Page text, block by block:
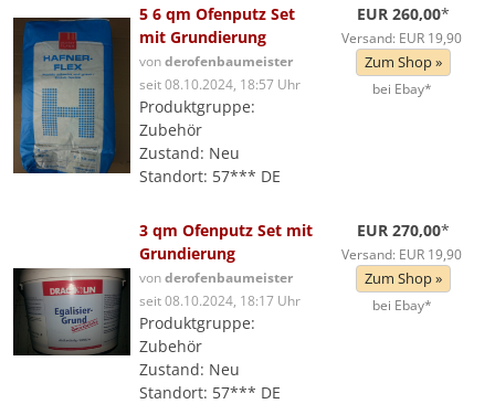
5 6 qm Ofenputz Set
mit Grundierung
vonderofenbaumeister
seit 08.10.2024, 18:57 Uhr
Produktgruppe:
Zubehör
Zustand: Neu
Standort: 57*** DE
EUR 260,00*
Versand: EUR 19,90
Zum Shop »
bei Ebay*
3 qm Ofenputz Set mit
Grundierung
vonderofenbaumeister
seit 08.10.2024, 18:17 Uhr
Produktgruppe:
Zubehör
Zustand: Neu
Standort: 57*** DE
EUR 270,00*
Versand: EUR 19,90
Zum Shop »
bei Ebay*